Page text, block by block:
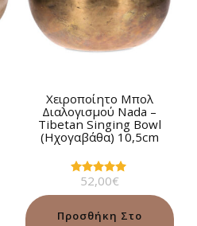
Χειροποίητο Μπολ
Διαλογισμού Νada –
Tibetan Singing Bowl
(Ηχογαβάθα) 10,5cm
Βαθμολογήθηκε
από 5
52,00€
Προσθήκη Στο